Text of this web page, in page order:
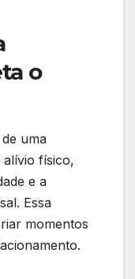
o
uma
físico,
e a
Essa
momentos